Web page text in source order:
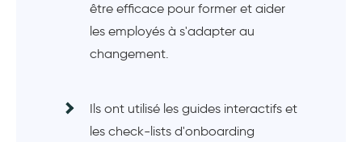
être efficace pour former et aider
les employés à s'adapter au
changement.
Ils ont utilisé les guides interactifs et
les check-lists d'onboarding